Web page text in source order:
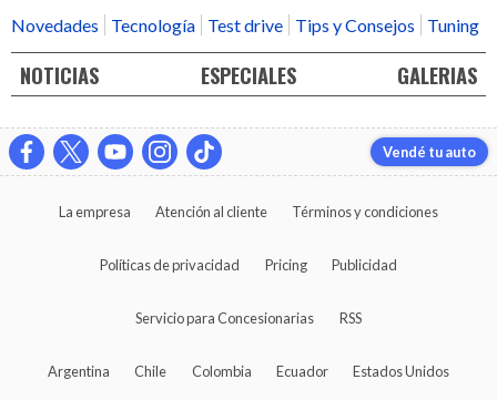
Novedades
Tecnología Test drive Tips y Consejos Tuning
NOTICIAS ESPECIALES GALERIAS
Vendé tu auto
La empresa Atención al cliente Términos y condiciones
Políticas de privacidad Pricing Publicidad
Servicio para Concesionarias RSS
Argentina Chile Colombia Ecuador Estados Unidos